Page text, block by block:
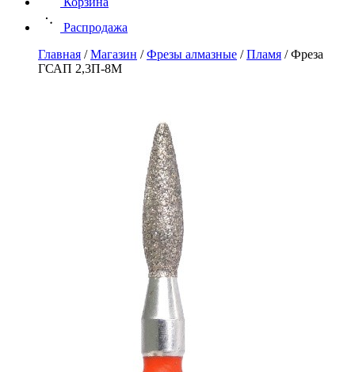
Распродажа
Главная /Магазин /Фрезы алмазные /Пламя /Фреза
ГСАП 2,3П-8М